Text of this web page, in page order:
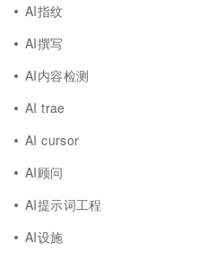
AI指纹
AI撰写
AI内容检测
AI trae
AI cursor
AI顾问
AI提示词工程
AI设施